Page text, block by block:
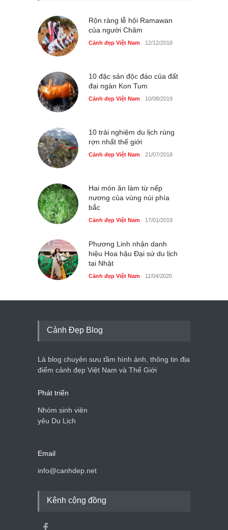
Cảnh đẹp Việt Nam 24/04/2020
Những món ăn đồng quê
Rộn ràng lễ hội Ramawan
của người Chăm
Cảnh đẹp Việt Nam 12/12/2018
10 đặc sản độc đáo của đất
đại ngàn Kon Tum
Cảnh đẹp Việt Nam 10/08/2019
10 trải nghiệm du lịch rùng
rợn nhất thế giới
Cảnh đẹp Việt Nam 21/07/2018
Hai món ăn làm từ nếp
nương của vùng núi phía
bắc
Cảnh đẹp Việt Nam 17/01/2019
Phương Linh nhận danh
hiệu Hoa hậu Đại sứ du lịch
tại Nhật
Cảnh đẹp Việt Nam 11/04/2020
Cảnh Đẹp Blog
Là blog chuyên sưu tầm hình ảnh, thông tin địa
điểm cảnh đẹp Việt Nam và Thế Giới
Phát triển
Nhóm sinh viên
yêu Du Lịch
Email
info@canhdep.net
Kênh cộng đồng